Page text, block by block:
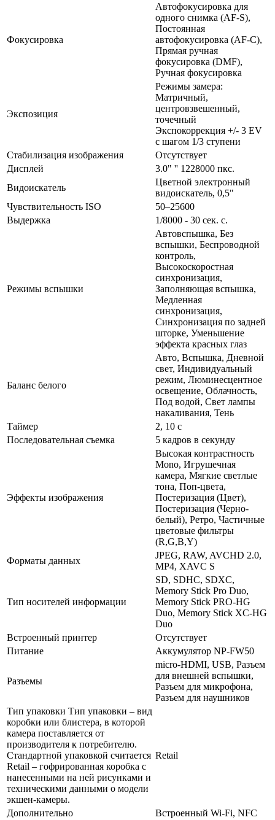
Фокусировка
Автофокусировка для
одного снимка (AF-S),
Постоянная
автофокусировка (AF-C),
Прямая ручная
фокусировка (DMF),
Ручная фокусировка
Экспозиция
Режимы замера:
Матричный,
центровзвешенный,
точечный
Экспокоррекция +/- 3 EV
с шагом 1/3 ступени
Стабилизация изображения
Отсутствует
Дисплей
3.0" '' 1228000 пкс.
Видоискатель
Цветной электронный
видоискатель, 0,5"
Чувствительность ISO
50–25600
Выдержка
1/8000 - 30 сек. с.
Режимы вспышки
Автовспышка, Без
вспышки, Беспроводной
контроль,
Высокоскоростная
синхронизация,
Заполняющая вспышка,
Медленная
синхронизация,
Синхронизация по задней
шторке, Уменьшение
эффекта красных глаз
Баланс белого
Авто, Вспышка, Дневной
свет, Индивидуальный
режим, Люминесцентное
освещение, Облачность,
Под водой, Свет лампы
накаливания, Тень
Таймер
2, 10 с
Последовательная съемка
5 кадров в секунду
Эффекты изображения
Высокая контрастность
Mono, Игрушечная
камера, Мягкие светлые
тона, Поп-цвета,
Постеризация (Цвет),
Постеризация (Черно-
белый), Ретро, Частичные
цветовые фильтры
(R,G,B,Y)
Форматы данных
JPEG, RAW, AVCHD 2.0,
MP4, XAVC S
Тип носителей информации
SD, SDHC, SDXC,
Memory Stick Pro Duo,
Memory Stick PRO-HG
Duo, Memory Stick XC-HG
Duo
Встроенный принтер
Отсутствует
Питание
Аккумулятор NP-FW50
Разъемы
micro-HDMI, USB, Разъем
для внешней вспышки,
Разъем для микрофона,
Разъем для наушников
Тип упаковки Тип упаковки – вид
коробки или блистера, в которой
камера поставляется от
производителя к потребителю.
Стандартной упаковкой считается
Retail – гофрированная коробка с
нанесенными на ней рисунками и
техническими данными о модели
экшен-камеры.
Retail
Дополнительно Встроенный Wi-Fi, NFC